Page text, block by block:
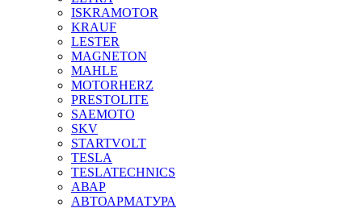
ISKRAMOTOR
KRAUF
LESTER
MAGNETON
MAHLE
MOTORHERZ
PRESTOLITE
SAEMOTO
SKV
STARTVOLT
TESLA
TESLATECHNICS
АВАР
АВТОАРМАТУРА